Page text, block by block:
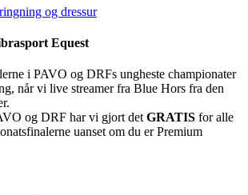
og dressur
Equest
i PAVO og DRFs ungheste championater
når vi live streamer fra Blue Hors fra den
og DRF har vi gjort det GRATIS for alle
uanset om du er Premium